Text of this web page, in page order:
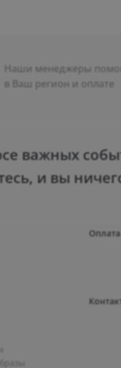
Наши менеджеры
в Ваш регион и оплате
важных
и вы
Оплата